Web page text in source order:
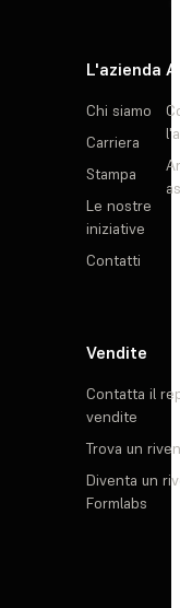
L'azienda
Chi siamo
Carriera
Stampa
Le nostre
iniziative
Contatti
Vendite
Contatta il
vendite
Trova un
Diventa un
Formlabs